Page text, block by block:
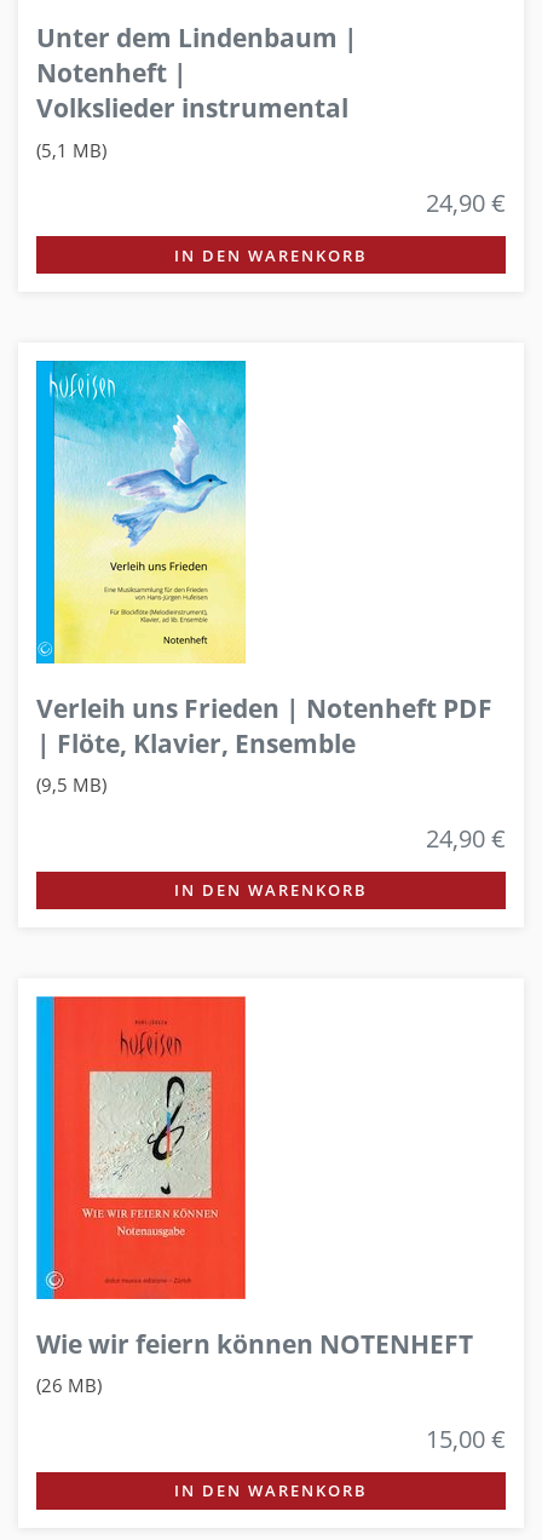
Unter dem Lindenbaum |
Notenheft |
Volkslieder instrumental
(5,1 MB)
24,90 €
IN DEN WARENKORB
Verleih uns Frieden | Notenheft PDF
| Flöte, Klavier, Ensemble
(9,5 MB)
24,90 €
IN DEN WARENKORB
Wie wir feiern können NOTENHEFT
(26 MB)
15,00 €
IN DEN WARENKORB